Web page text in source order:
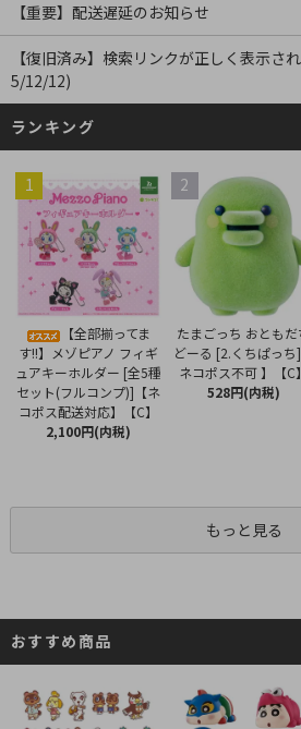
【重要】配送遅延のお知らせ
【復旧済み】検索リンクが正しく表示さ
5/12/12)
ランキング
1
【全部揃ってま
す!!】メゾピアノ フィギ
ュアキーホルダー [全5種
セット(フルコンプ)]【ネ
コポス配送対応】【C】
2,100円(内税)
2
たまごっち おともだ
どーる [2.くちぱっち
ネコポス不可 】【C】
528円(内税)
もっと見る
おすすめ商品